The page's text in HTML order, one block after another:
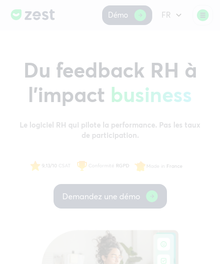
Démo FR
Du feedback RH à
l’impact business
Le logiciel RH qui pilote la performance. Pas les taux
de participation.
9,13/10 CSAT Conformité RGPD Made in France
Demandez une démo